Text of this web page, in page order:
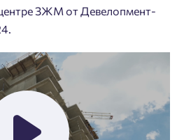
ЗЖМ от Девелопмент-